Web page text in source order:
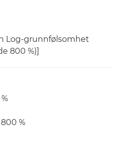
Log-grunnfølsomhet
800 %)]
%